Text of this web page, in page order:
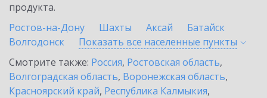
продукта.
Ростов-на-Дону
Шахты Аксай
Батайск
Волгодонск
Показать все населенные пункты
Смотрите также: Россия, Ростовская область,
Волгоградская область, Воронежская область,
Красноярский край, Республика Калмыкия,